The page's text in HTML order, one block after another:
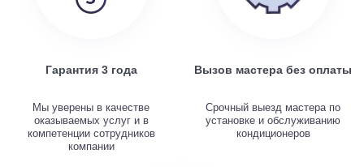
Гарантия 3 года
Мы уверены в качестве
оказываемых услуг и в
компетенции сотрудников
компании
Вызов мастера без оплаты
Срочный выезд мастера по
установке и обслуживанию
кондиционеров